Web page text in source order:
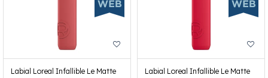
Labial Loreal Infallible Le Matte
Labial Loreal Infallible Le Matte